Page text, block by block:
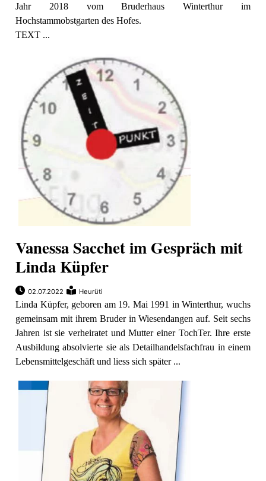
Jahr 2018 vom Bruderhaus Winterthur im
Hochstammobstgarten des Hofes.
TEXT ...
Vanessa Sacchet im Gespräch mit
Linda Küpfer
02.07.2022 Heurüti
Linda Küpfer, geboren am 19. Mai 1991 in Winterthur, wuchs
gemeinsam mit ihrem Bruder in Wiesendangen auf. Seit sechs
Jahren ist sie verheiratet und Mutter einer TochTer. Ihre erste
Ausbildung absolvierte sie als Detailhandelsfachfrau in einem
Lebensmittelgeschäft und liess sich später ...